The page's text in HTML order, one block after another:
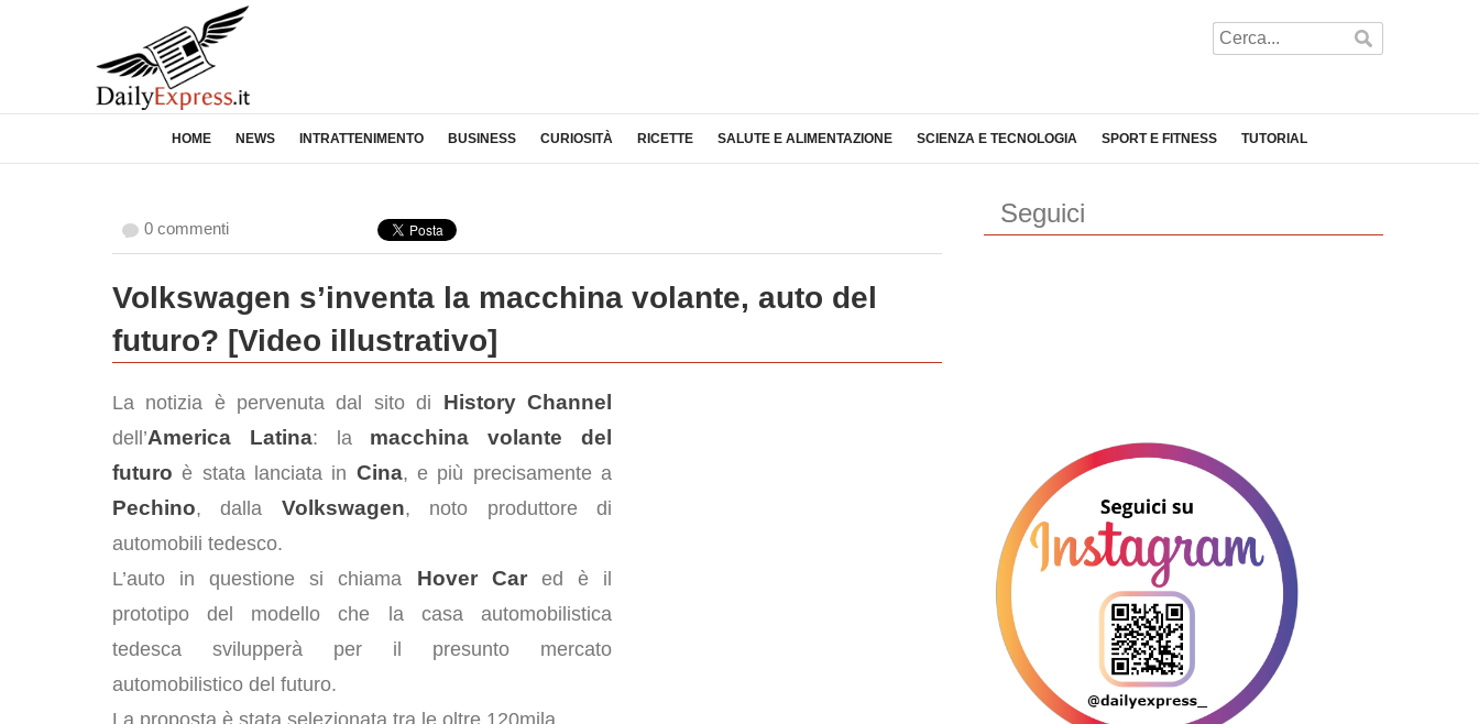
HOME NEWS INTRATTENIMENTO BUSINESS CURIOSITÀ RICETTE SALUTE E ALIMENTAZIONE SCIENZA E TECNOLOGIA SPORT E FITNESS TUTORIAL
0 commenti
Volkswagen s’inventa la macchina volante, auto del
futuro? [Video illustrativo]
La notizia è pervenuta dal sito di History Channel
dell’America Latina: la macchina volante del
futuro è stata lanciata in Cina, e più precisamente a
Pechino, dalla Volkswagen, noto produttore di
automobili tedesco.
L’auto in questione si chiama Hover Cared è il
prototipo del modello che la casa automobilistica
tedesca svilupperà per il presunto mercato
automobilistico del futuro.
La proposta è stata selezionata tra le oltre 120mila.
Seguici